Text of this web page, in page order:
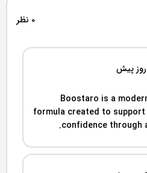
0 نظر
Boostaro is a
formula created to
confidence through